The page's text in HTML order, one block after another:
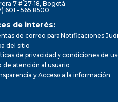
7 # 27-18, Bogotá
601 - 565 8500
de interés:
de correo para Notificaciones
del sitio
de privacidad y condiciones de
de atención al usuario
y Acceso a la información